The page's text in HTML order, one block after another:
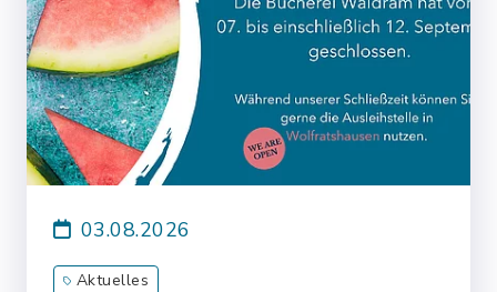
03.08.2026
Aktuelles